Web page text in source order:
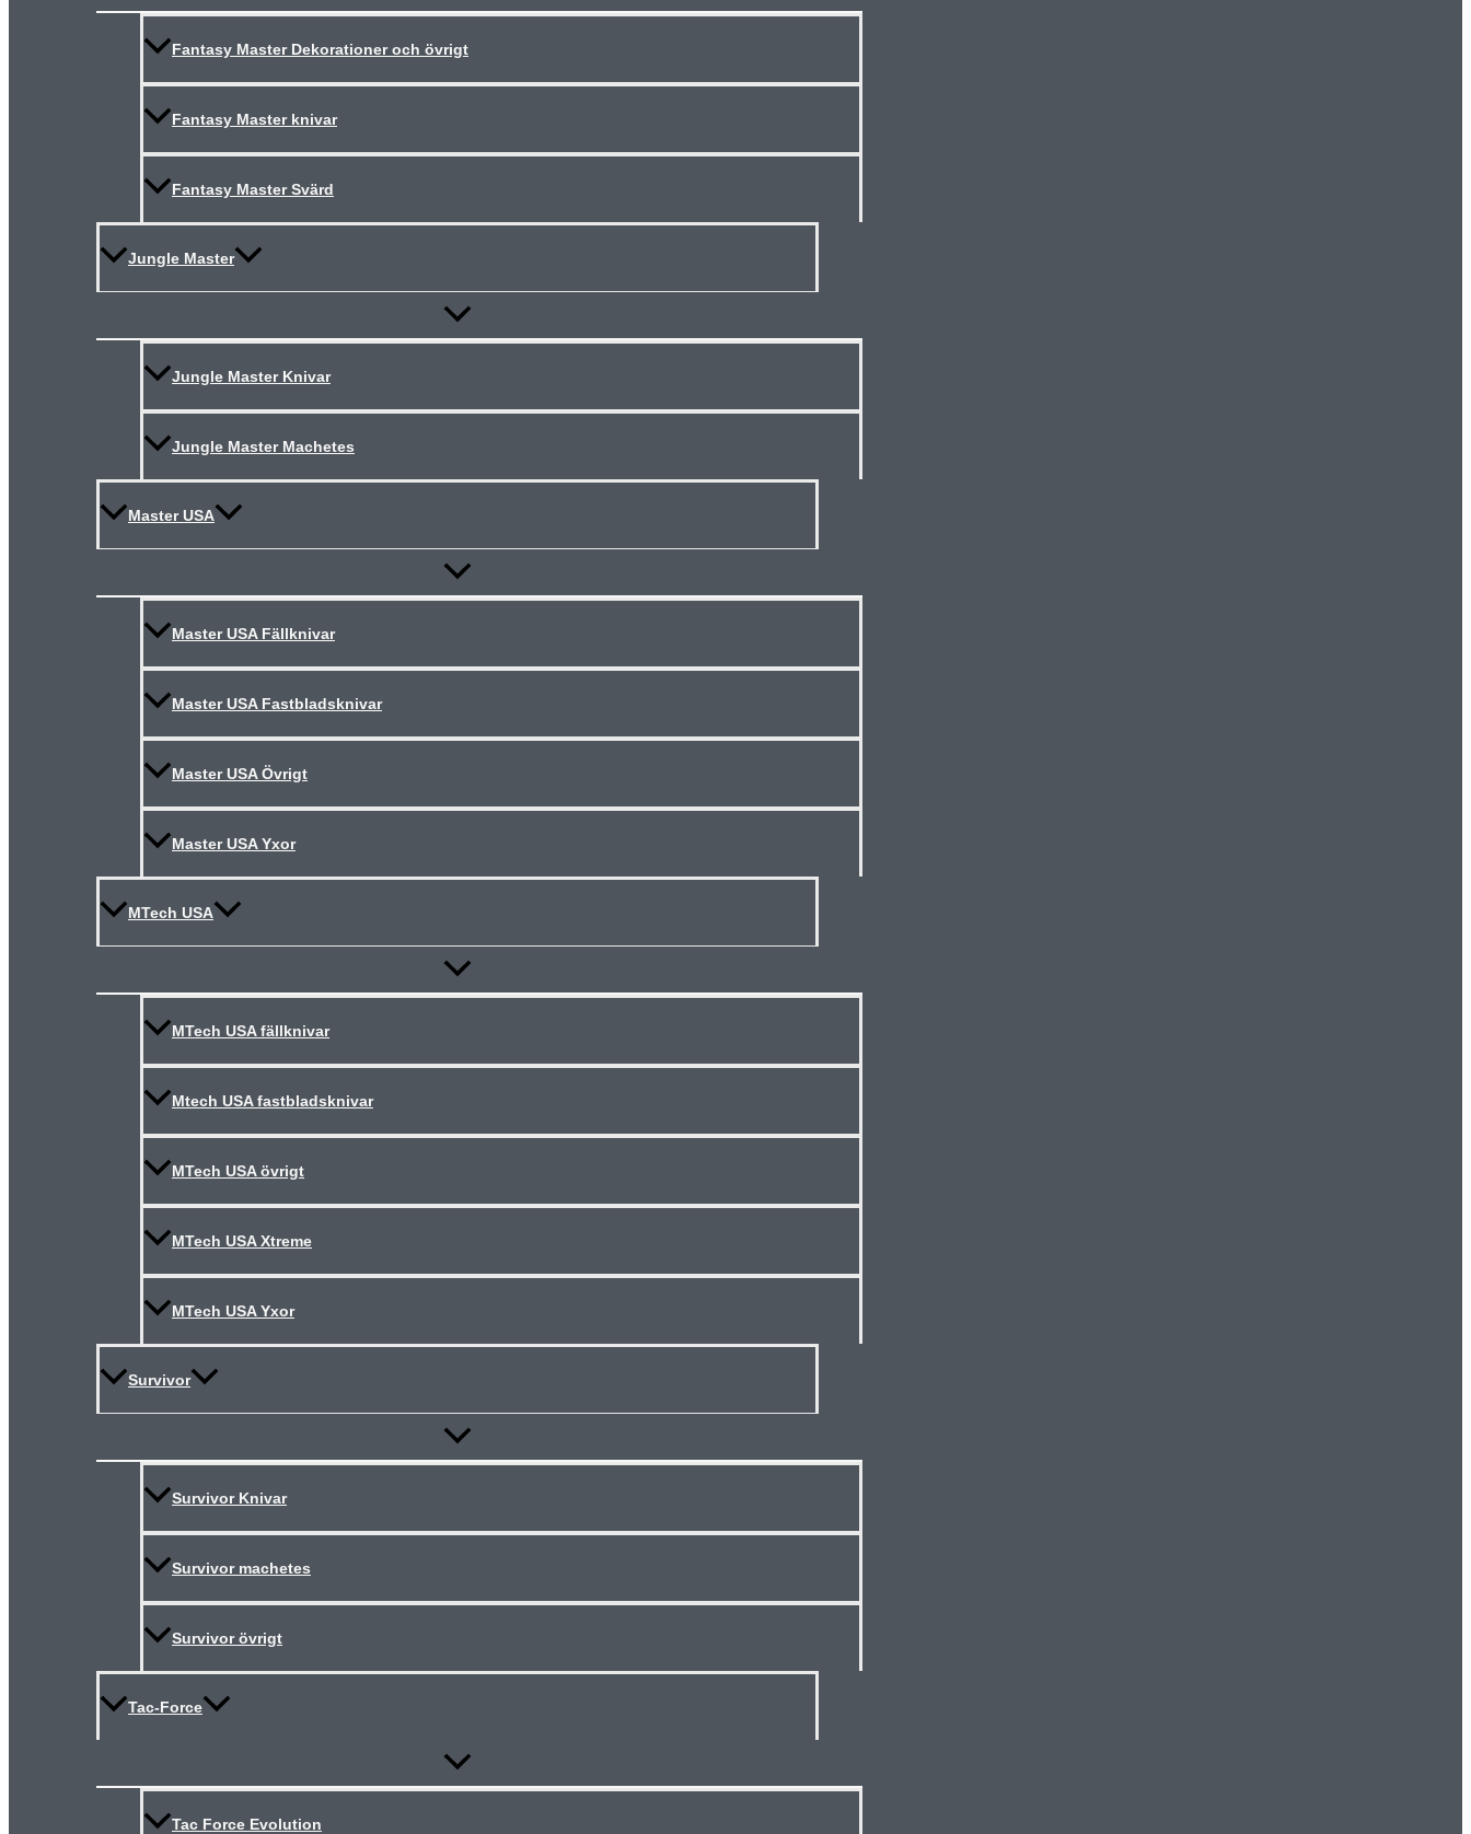
meny
Fantasy Master Dekorationer och övrigt
Fantasy Master knivar
Fantasy Master Svärd
Jungle Master
Slå
meny
Jungle Master Knivar
Jungle Master Machetes
Master USA
Slå
meny
Master USA Fällknivar
Master USA Fastbladsknivar
Master USA Övrigt
Master USA Yxor
MTech USA
Slå
meny
MTech USA fällknivar
Mtech USA fastbladsknivar
MTech USA övrigt
MTech USA Xtreme
MTech USA Yxor
Survivor
Slå
meny
Survivor Knivar
Survivor machetes
Survivor övrigt
Tac-Force
Slå
meny
Tac Force Evolution